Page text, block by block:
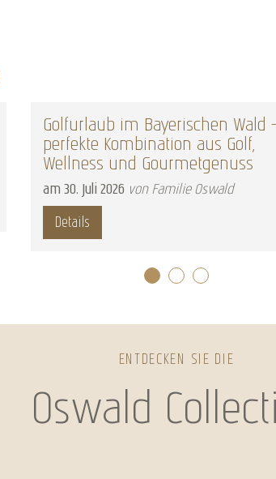
Golfurlaub im Bayerischen Wald – Die
perfekte Kombination aus Golf,
Wellness und Gourmetgenuss
Juli 2026 von Familie Oswald
ENTDECKEN SIE DIE
Oswald